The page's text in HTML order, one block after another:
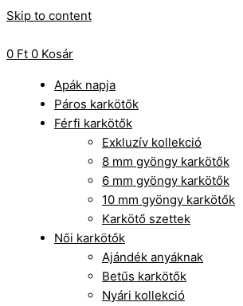
Skip to content
0 Ft 0 Kosár
Apák napja
Páros karkötők
Férfi karkötők
Exkluzív kollekció
8 mm gyöngy karkötők
6 mm gyöngy karkötők
10 mm gyöngy karkötők
Karkötő szettek
Női karkötők
Ajándék anyáknak
Betűs karkötők
Nyári kollekció